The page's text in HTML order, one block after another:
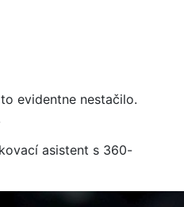
evidentne nestačilo.
asistent s 360-